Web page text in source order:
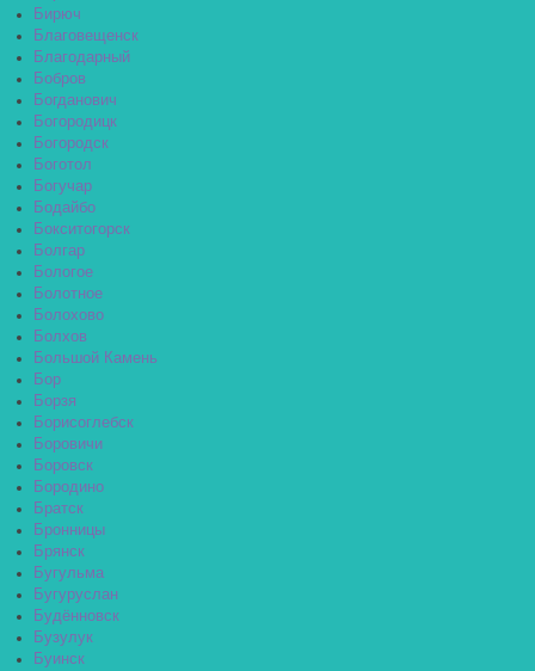
Бирюч
Благовещенск
Благодарный
Бобров
Богданович
Богородицк
Богородск
Боготол
Богучар
Бодайбо
Бокситогорск
Болгар
Бологое
Болотное
Болохово
Болхов
Большой Камень
Бор
Борзя
Борисоглебск
Боровичи
Боровск
Бородино
Братск
Бронницы
Брянск
Бугульма
Бугуруслан
Будённовск
Бузулук
Буинск